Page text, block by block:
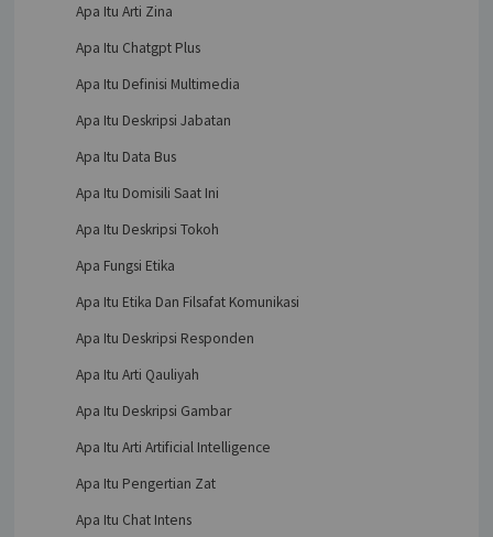
Apa Itu Arti Zina
Apa Itu Chatgpt Plus
Apa Itu Definisi Multimedia
Apa Itu Deskripsi Jabatan
Apa Itu Data Bus
Apa Itu Domisili Saat Ini
Apa Itu Deskripsi Tokoh
Apa Fungsi Etika
Apa Itu Etika Dan Filsafat Komunikasi
Apa Itu Deskripsi Responden
Apa Itu Arti Qauliyah
Apa Itu Deskripsi Gambar
Apa Itu Arti Artificial Intelligence
Apa Itu Pengertian Zat
Apa Itu Chat Intens